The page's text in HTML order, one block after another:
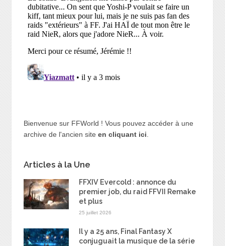
Bienvenue sur FFWorld ! Vous pouvez accéder à une
archive de l'ancien site en cliquant ici
Articles à la Une
FFXIV Evercold : annonce du
premier job, du raid FFVII Remake
et plus
25 juillet 2026
Il y a 25 ans, Final Fantasy X
conjuguait la musique de la série